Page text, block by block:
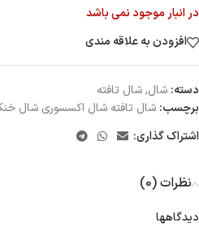
در انبار موجود نمی باشد
افزودن به علاقه مندی
دسته: شال,شال تافته
برچسب: شال تافته شال اکسسوری شال
اشتراک گذاری:
نظرات (0)
دیدگاهها